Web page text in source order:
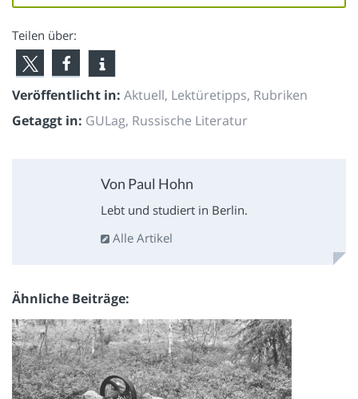
Teilen über:
Veröffentlicht in: Aktuell, Lektüretipps, Rubriken
Getaggt in: GULag, Russische Literatur
Von Paul Hohn
Lebt und studiert in Berlin.
Alle Artikel
Ähnliche Beiträge